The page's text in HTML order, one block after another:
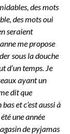
des mots
des mots oui
seraient
me propose
sous la douche
d’un temps. Je
ayant un
dit que
et c’est aussi à
une année
de pyjamas